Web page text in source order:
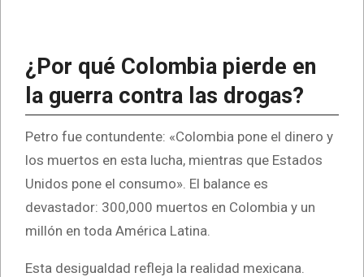
¿Por qué Colombia pierde en
la guerra contra las drogas?
Petro fue contundente: «Colombia pone el dinero y
los muertos en esta lucha, mientras que Estados
Unidos pone el consumo». El balance es
devastador: 300,000 muertos en Colombia y un
millón en toda América Latina.
Esta desigualdad refleja la realidad mexicana.